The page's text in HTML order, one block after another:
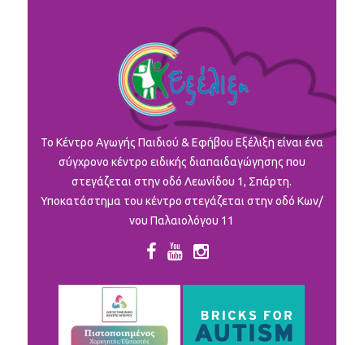
To Κέντρο Αγωγής Παιδιού & Εφήβου Εξέλιξη είναι ένα
σύγχρονο κέντρο ειδικής διαπαιδαγώγησης που
στεγάζεται στην οδό Λεωνίδου 1, Σπάρτη.
Υποκατάστημα του κέντρο στεγάζεται στην οδό Κων/
νου Παλαιολόγου 11